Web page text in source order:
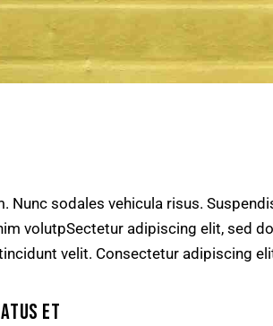
Nunc sodales vehicula risus.
volutpSectetur adipiscing elit, sed
velit. Consectetur adipiscing
ET